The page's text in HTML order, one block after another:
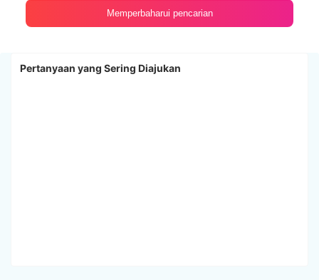
Memperbaharui pencarian
Pertanyaan yang Sering Diajukan